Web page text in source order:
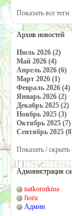
Показать все теги
Архив новостей
Июль 2026 (2)
Май 2026 (4)
Апрель 2026 (6)
Март 2026 (1)
Февраль 2026 (4)
Январь 2026 (2)
Декабрь 2025 (2)
Ноябрь 2025 (3)
Октябрь 2025 (7)
Сентябрь 2025
Показать / скрыть
Администрация
natkorotkina
fioru
Админ